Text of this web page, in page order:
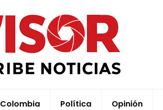
Colombia Política Opinión